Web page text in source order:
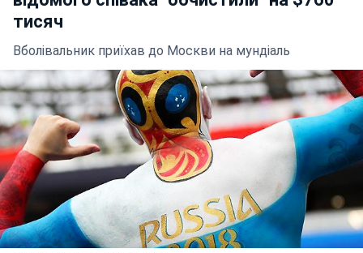
тисяч
Вболівальник приїхав до Москви на мундіаль